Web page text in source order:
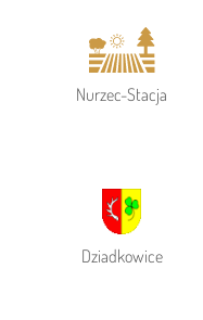
Nurzec-Stacja
Dziadkowice